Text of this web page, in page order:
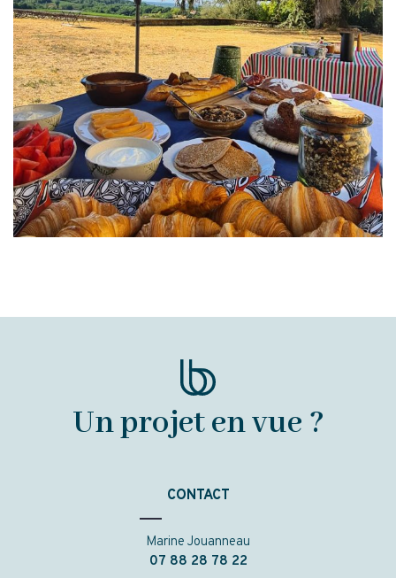
Un projet en vue ?
CONTACT
Marine Jouanneau
07 88 28 78 22